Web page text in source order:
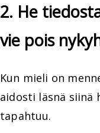
2. He
vie pois
Kun mieli on
aidosti läsnä siinä
tapahtuu.